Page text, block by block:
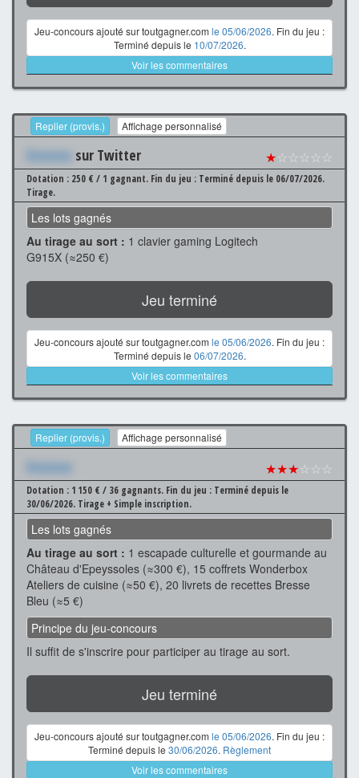
Jeu-concours ajouté sur toutgagner.com le 05/06/2026. Fin du jeu :
Terminé depuis le 10/07/2026.
Voir les commentaires
Replier (provis.) Affichage personnalisé
Xxxxxxx sur Twitter ★☆☆☆☆☆
Dotation : 250 € / 1 gagnant. Fin du jeu : Terminé depuis le 06/07/2026.
Tirage.
Les lots gagnés
Au tirage au sort : 1 clavier gaming Logitech
G915X (≈250 €)
Jeu terminé
Jeu-concours ajouté sur toutgagner.com le 05/06/2026. Fin du jeu :
Terminé depuis le 06/07/2026.
Voir les commentaires
Replier (provis.) Affichage personnalisé
Xxxxxxx ★★★☆☆☆
Dotation : 1 150 € / 36 gagnants. Fin du jeu : Terminé depuis le
30/06/2026. Tirage + Simple inscription.
Les lots gagnés
Au tirage au sort : 1 escapade culturelle et gourmande au
Château d'Epeyssoles (≈300 €), 15 coffrets Wonderbox
Ateliers de cuisine (≈50 €), 20 livrets de recettes Bresse
Bleu (≈5 €)
Principe du jeu-concours
Il suffit de s'inscrire pour participer au tirage au sort.
Jeu terminé
Jeu-concours ajouté sur toutgagner.com le 05/06/2026. Fin du jeu :
Terminé depuis le 30/06/2026. Règlement
Voir les commentaires